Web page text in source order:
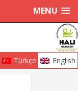
MENU
Türkçe English